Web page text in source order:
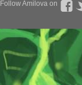
Follow Amilova on